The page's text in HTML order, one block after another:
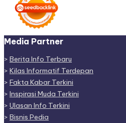
Media Partner
> Berita Info Terbaru
> Kilas Informatif Terdepan
> Fakta Kabar Terkini
> Inspirasi Muda Terkini
> Ulasan Info Terkini
> Bisnis Pedia